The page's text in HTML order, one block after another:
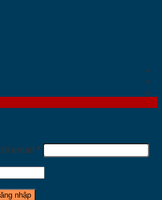
email *
nhập